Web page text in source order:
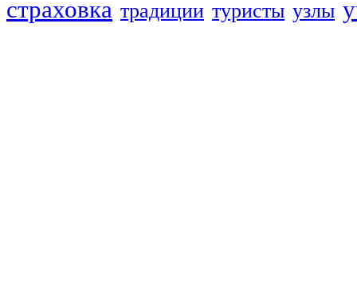
страховка традиции туристы узлы